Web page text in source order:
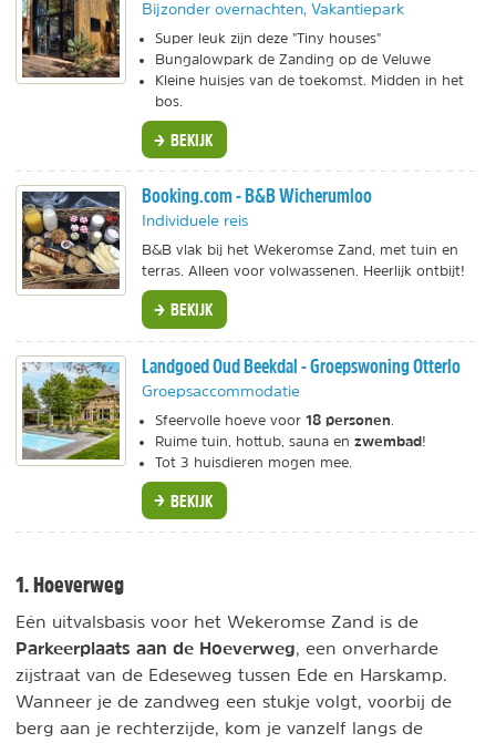
Bijzonder overnachten, Vakantiepark
Super leuk zijn deze "Tiny houses"
Bungalowpark de Zanding op de Veluwe
Kleine huisjes van de toekomst. Midden in het
bos.
BEKIJK
Booking.com - B&B Wicherumloo
Individuele reis
B&B vlak bij het Wekeromse Zand, met tuin en
terras. Alleen voor volwassenen. Heerlijk ontbijt!
BEKIJK
Landgoed Oud Beekdal - Groepswoning Otterlo
Groepsaccommodatie
Sfeervolle hoeve voor 18 personen
Ruime tuin, hottub, sauna en zwembad!
Tot 3 huisdieren mogen mee.
BEKIJK
1. Hoeverweg
Eén uitvalsbasis voor het Wekeromse Zand is de
Parkeerplaats aan de Hoeverweg , een onverharde
zijstraat van de Edeseweg tussen Ede en Harskamp.
Wanneer je de zandweg een stukje volgt, voorbij de
berg aan je rechterzijde, kom je vanzelf langs de